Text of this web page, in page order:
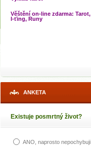
Věštění on-line zdarma: Tarot,
I-ťing, Runy
ANKETA
Existuje posmrtný život?
ANO, naprosto nepochybuji